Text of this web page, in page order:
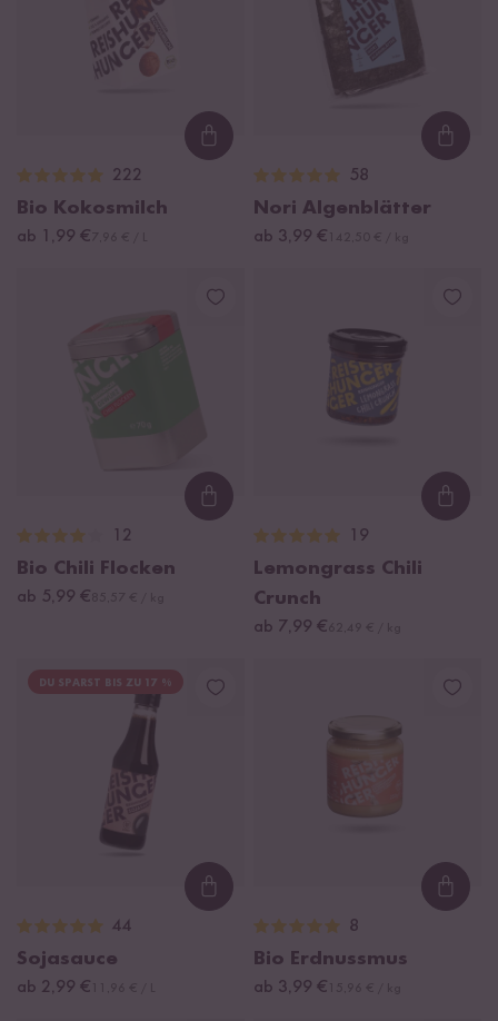
Loading...
222
Bio Kokosmilch
ab 1,99 €
58
Nori Algenblätter
ab 3,99 €
Loading...
12
Bio Chili Flocken
ab 5,99 €
19
Lemongrass Chili
Crunch
ab 7,99 €
DU SPARST BIS ZU 17 %
Loading...
44
Sojasauce
ab 2,99 €
8
Bio Erdnussmus
ab 3,99 €